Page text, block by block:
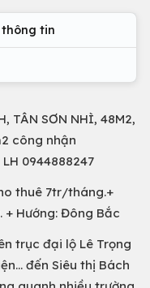
thông tin
TÂN SƠN NHÌ, 48M2,
công nhận
0944888247
thuê 7tr/tháng.+
Hướng: Đông Bắc
trục đại lộ Lê Trọng
đến Siêu thị Bách